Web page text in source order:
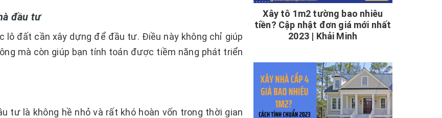
đầu tư
lô đất cần xây dựng để đầu tư. Điều này không chỉ giúp
mà còn giúp bạn tính toán được tiềm năng phát triển
tư là không hề nhỏ và rất khó hoàn vốn trong thời gian
Xây tô 1m2 tường bao nhiêu
tiền? Cập nhật đơn giá mới nhất
2023 | Khải Minh